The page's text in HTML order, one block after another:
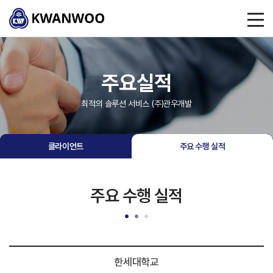
주요실적
최적의 솔루션 서비스 (주)관우개발
클라이언트 주요 수행 실적
주요 수행 실적
한세대학교